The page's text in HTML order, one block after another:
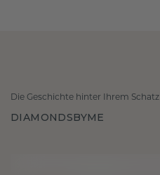
Die Geschichte hinter Ihrem Schatz
DIAMONDSBYME